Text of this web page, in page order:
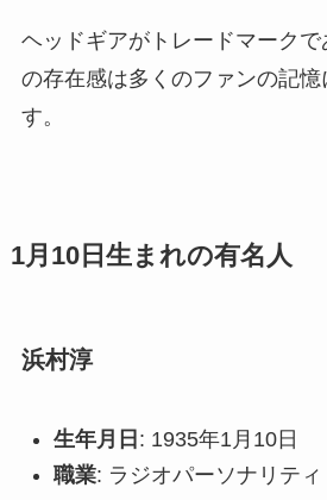
ヘッドギアがトレードマーク
の存在感は多くのファンの記憶
す。
1月10日生まれの有名人
浜村淳
生年月日 : 1935年1月10日
職業: ラジオパーソナリティ